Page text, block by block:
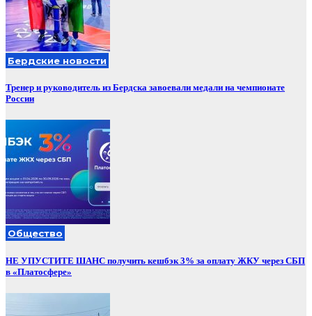
Бердские новости
Тренер и руководитель из Бердска завоевали медали на чемпионате
России
Общество
НЕ УПУСТИТЕ ШАНС получить кешбэк 3% за оплату ЖКУ через СБП
в «Платосфере»